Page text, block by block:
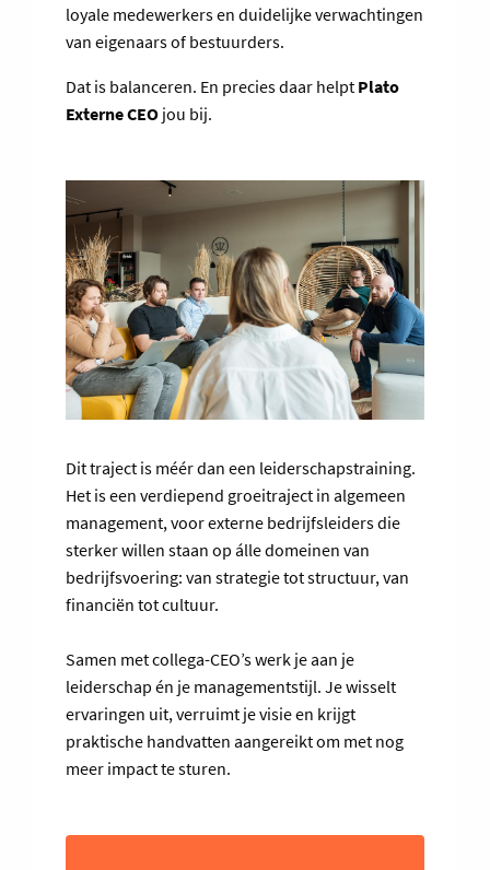
loyale medewerkers en duidelijke verwachtingen
van eigenaars of bestuurders.
Dat is balanceren. En precies daar helpt Plato
Externe CEO jou bij.
Dit traject is méér dan een leiderschapstraining.
Het is een verdiepend groeitraject in algemeen
management, voor externe bedrijfsleiders die
sterker willen staan op álle domeinen van
bedrijfsvoering: van strategie tot structuur, van
financiën tot cultuur.
Samen met collega-CEO’s werk je aan je
leiderschap én je managementstijl. Je wisselt
ervaringen uit, verruimt je visie en krijgt
praktische handvatten aangereikt om met nog
meer impact te sturen.